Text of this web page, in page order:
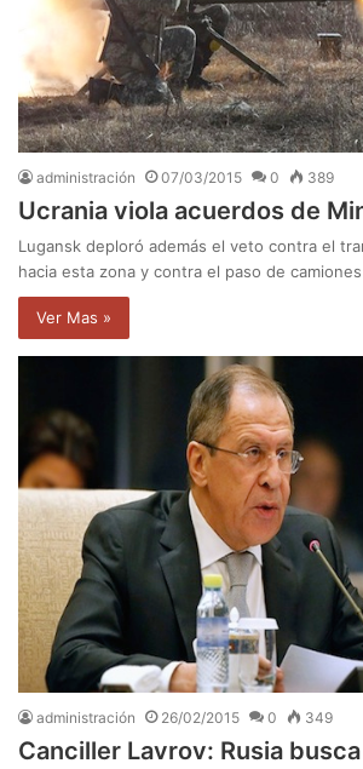
administración 07/03/2015 0 389
Ucrania viola acuerdos de
Lugansk deploró además el veto contra el
hacia esta zona y contra el paso de
Ver Mas »
administración 26/02/2015 0 349
Canciller Lavrov: Rusia